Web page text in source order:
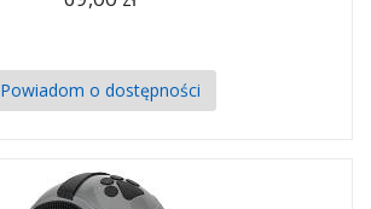
Powiadom o dostępności